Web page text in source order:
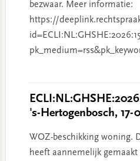
bezwaar. Meer informatie:
https://
's-Hertogenbosch, 17-
WOZ-beschikking woning.
heeft aannemelijk